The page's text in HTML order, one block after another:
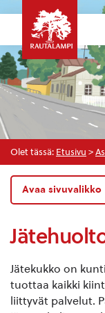
Olet tässä: Etusivu >
Avaa sivuvalikko
Jätekukko on
tuottaa kaikki
liittyvät palvelut.